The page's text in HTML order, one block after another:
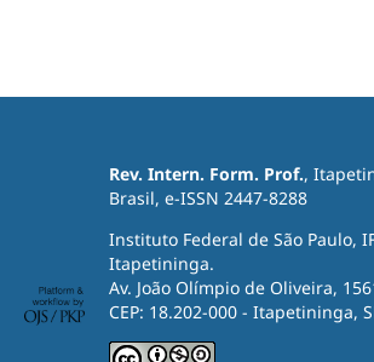
Rev. Intern. Form. Prof.,
Brasil, e-ISSN 2447-8288
Instituto Federal de São Paulo,
Itapetininga.
Av. João Olímpio de Oliveira,
CEP: 18.202-000 - Itapetininga,